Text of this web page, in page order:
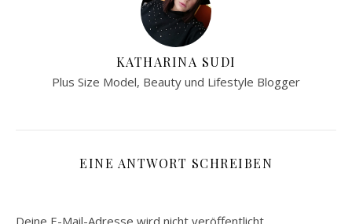
KATHARINA SUDI
Plus Size Model, Beauty und Lifestyle Blogger
EINE ANTWORT SCHREIBEN
Deine E-Mail-Adresse wird nicht veröffentlicht.